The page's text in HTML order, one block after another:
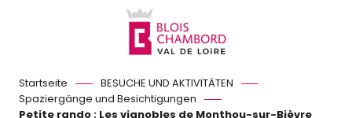
Startseite
BESUCHE UND AKTIVITÄTEN
Spaziergänge und Besichtigungen
Petite rando : Les vignobles de Monthou-sur-Bièvre